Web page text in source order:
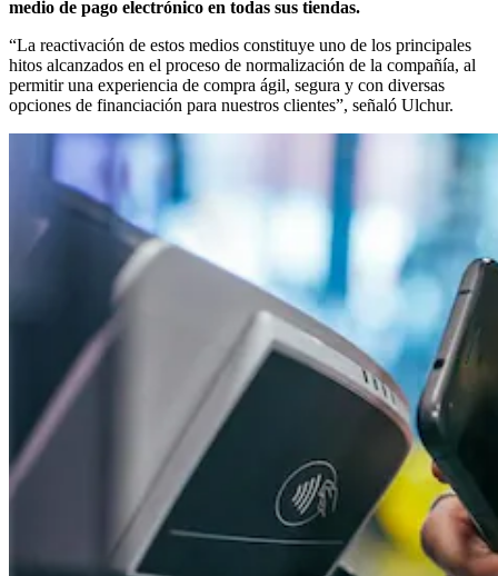
medio de pago electrónico en todas sus tiendas.
“La reactivación de estos medios constituye uno de los principales
hitos alcanzados en el proceso de normalización de la compañía, al
permitir una experiencia de compra ágil, segura y con diversas
opciones de financiación para nuestros clientes”, señaló Ulchur.